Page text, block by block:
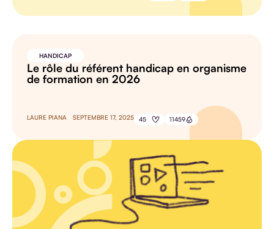
HANDICAP
Le rôle du référent handicap en organisme
de formation en 2026
LAURE PIANA SEPTEMBRE 17, 2025 45 11459